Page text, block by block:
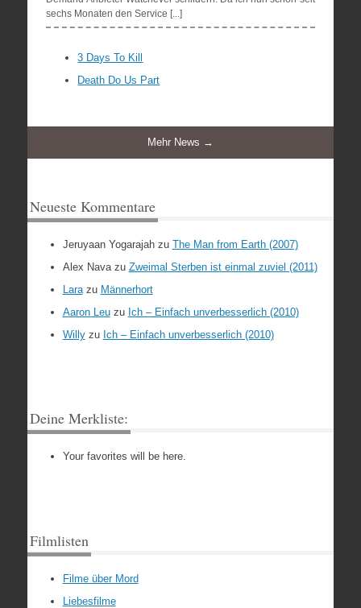
sechs Monaten den Service [...]
3 Days To Kill
Death Do Us Part
Mehr News →
Neueste Kommentare
Jeruyaan Yogarajahzu The Man from Earth (2007)
Alex Navazu Zweimal Sterben ist einmal zuviel (2011)
Larazu Männerhort
Aaron Leuzu Ich – Einfach unverbesserlich (2010)
Willyzu Ich – Einfach unverbesserlich (2010)
Deine Merkliste:
Your favorites will be here.
Filmlisten
Filme über Mord
Liebesfilme